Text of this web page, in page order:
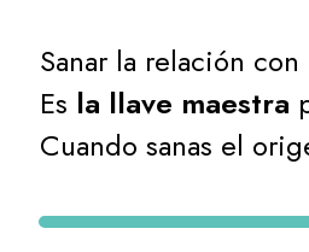
Sanar la relación
Es la llave maestra
Cuando sanas el